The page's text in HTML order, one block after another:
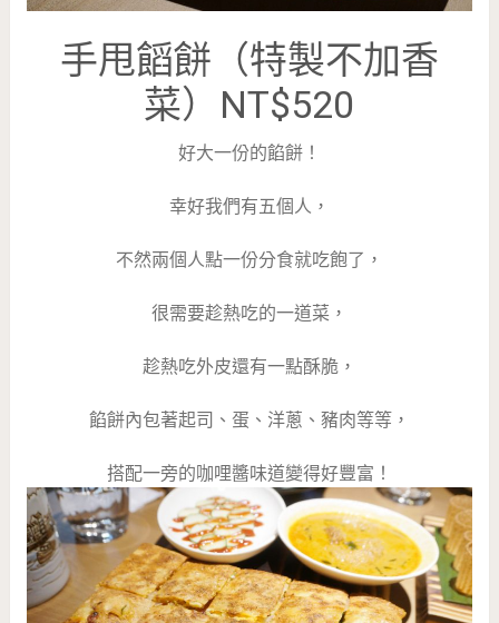
手甩饀餅（特製不加香
菜）NT$520
好大一份的餡餅！
幸好我們有五個人，
不然兩個人點一份分食就吃飽了，
很需要趁熱吃的一道菜，
趁熱吃外皮還有一點酥脆，
餡餅內包著起司、蛋、洋蔥、豬肉等等，
搭配一旁的咖哩醬味道變得好豐富！